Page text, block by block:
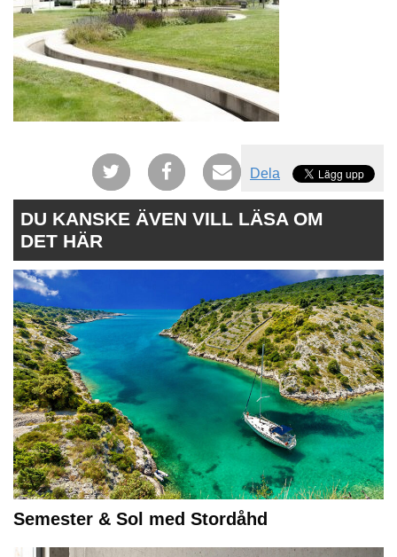
Dela
DU KANSKE ÄVEN VILL LÄSA OM
DET HÄR
Semester & Sol med Stordåhd